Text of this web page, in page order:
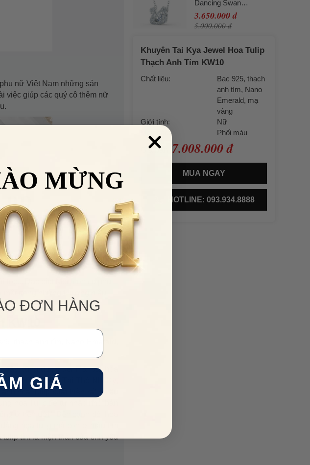
nữ Việt Nam những sản
việc giúp các quý cô thêm nữ
Đặc biệt Meri còn có phụ
trong những thương hiệu
thạch anh tím, Nano Emerald,
cũng được xem là loài hoa
may mắn. Tại Thổ Nhĩ Kỳ,
hoa Tulip xuất hiện rất nhiều
hoa Tulip để tự nhắc nhở bản
ở trên đời”. Bên cạnh đó, hoa
hoa tulip mà còn ở màu tím
tím là hiện thân của tình yêu
Dancing Swan
Necklace, White,
Rhodium Plated
3.650.000 đ
5.000.000 đ
Khuyên Tai Kya Jewel Hoa Tulip
Thạch Anh Tím KW10
Chất liệu:
Bạc 925, thạch
anh tím, Nano
Emerald, mạ
vàng
Giới tính:
Nữ
Màu sắc:
Phối màu
Giá bán: 7.008.000 đ
MUA NGAY
HOTLINE: 093.934.8888
MỪNG
ĐƠN HÀNG
GIÁ